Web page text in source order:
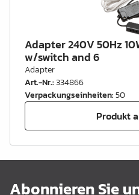
Adapter 240V 50Hz
w/switch and 6
Adapter
Art.-Nr.:334866
Verpackungseinheiten:50
Produkt
Abonnieren Sie